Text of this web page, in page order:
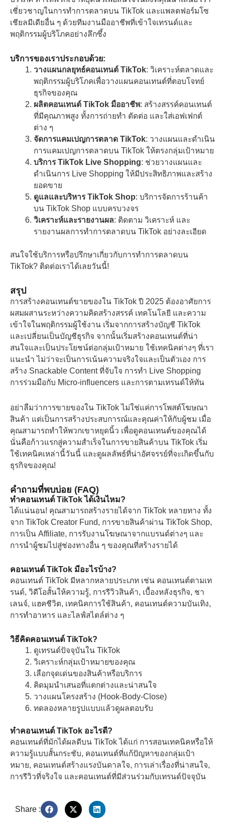
เชี่ยวชาญในการทำการตลาดบน TikTok และแพลตฟอร์มโซ
เชียลมีเดียอื่น ๆ ด้วยทีมงานมืออาชีพที่เข้าใจเทรนด์และ
พฤติกรรมผู้บริโภคอย่างลึกซึ้ง
บริการของเราประกอบด้วย:
วางแผนกลยุทธ์คอนเทนต์ TikTok: วิเคราะห์ตลาดและ
พฤติกรรมผู้บริโภคเพื่อวางแผนคอนเทนต์ที่ตอบโจทย์
ธุรกิจของคุณ
ผลิตคอนเทนต์ TikTok มืออาชีพ: สร้างสรรค์คอนเทนต์
ที่มีคุณภาพสูง ทั้งการถ่ายทำ ตัดต่อ และใส่เอฟเฟกต์
ต่าง ๆ
จัดการแคมเปญการตลาด TikTok: วางแผนและดำเนิน
การแคมเปญการตลาดบน TikTok ให้ตรงกลุ่มเป้าหมาย
บริการ TikTok Live Shopping: ช่วยวางแผนและ
ดำเนินการ Live Shopping ให้มีประสิทธิภาพและสร้าง
ยอดขาย
ดูแลและบริหาร TikTok Shop: บริการจัดการร้านค้า
บน TikTok Shop แบบครบวงจร
วิเคราะห์และรายงานผล: ติดตาม วิเคราะห์ และ
รายงานผลการทำการตลาดบน TikTok อย่างละเอียด
สนใจใช้บริการหรือปรึกษาเกี่ยวกับการทำการตลาดบน
TikTok? ติดต่อเราได้เลยวันนี้!
สรุป
การสร้างคอนเทนต์ขายของใน TikTok ปี 2025 ต้องอาศัยการ
ผสมผสานระหว่างความคิดสร้างสรรค์ เทคโนโลยี และความ
เข้าใจในพฤติกรรมผู้ใช้งาน เริ่มจากการสร้างบัญชี TikTok
และเปลี่ยนเป็นบัญชีธุรกิจ จากนั้นเริ่มสร้างคอนเทนต์ที่น่า
สนใจและเป็นประโยชน์ต่อกลุ่มเป้าหมาย ใช้เทคนิคต่างๆ ที่เรา
แนะนำ ไม่ว่าจะเป็นการเน้นความจริงใจและเป็นตัวเอง การ
สร้าง Snackable Content ที่จับใจ การทำ Live Shopping
การร่วมมือกับ Micro-influencers และการตามเทรนด์ให้ทัน
อย่าลืมว่าการขายของใน TikTok ไม่ใช่แค่การโพสต์โฆษณา
สินค้า แต่เป็นการสร้างประสบการณ์และคุณค่าให้กับผู้ชม เมื่อ
คุณสามารถทำให้พวกเขาหยุดนิ้ว เพื่อดูคอนเทนต์ของคุณได้
นั่นคือก้าวแรกสู่ความสำเร็จในการขายสินค้าบน TikTok เริ่ม
ใช้เทคนิคเหล่านี้วันนี้ และดูผลลัพธ์ที่น่าอัศจรรย์ที่จะเกิดขึ้นกับ
ธุรกิจของคุณ!
คำถามที่พบบ่อย (FAQ)
ทําคอนเทนต์ TikTok ได้เงินไหม?
ได้แน่นอน! คุณสามารถสร้างรายได้จาก TikTok หลายทาง ทั้ง
จาก TikTok Creator Fund, การขายสินค้าผ่าน TikTok Shop,
การเป็น Affiliate, การรับงานโฆษณาจากแบรนด์ต่างๆ และ
การนำผู้ชมไปสู่ช่องทางอื่น ๆ ของคุณที่สร้างรายได้
คอนเทนต์ TikTok มีอะไรบ้าง?
คอนเทนต์ TikTok มีหลากหลายประเภท เช่น คอนเทนต์ตามเท
รนด์, วิดีโอสั้นให้ความรู้, การรีวิวสินค้า, เบื้องหลังธุรกิจ, ชา
เลนจ์, แฮคชีวิต, เทคนิคการใช้สินค้า, คอนเทนต์ความบันเทิง,
การทำอาหาร และไลฟ์สไตล์ต่าง ๆ
วิธีคิดคอนเทนต์ TikTok?
ดูเทรนด์ปัจจุบันใน TikTok
วิเคราะห์กลุ่มเป้าหมายของคุณ
เลือกจุดเด่นของสินค้าหรือบริการ
คิดมุมนำเสนอที่แตกต่างและน่าสนใจ
วางแผนโครงสร้าง (Hook-Body-Close)
ทดลองหลายรูปแบบแล้วดูผลตอบรับ
ทําคอนเทนต์ TikTok อะไรดี?
คอนเทนต์ที่มักได้ผลดีบน TikTok ได้แก่ การสอนเทคนิคหรือให้
ความรู้แบบสั้นกระชับ, คอนเทนต์ที่แก้ปัญหาของกลุ่มเป้า
หมาย, คอนเทนต์สร้างแรงบันดาลใจ, การเล่าเรื่องที่น่าสนใจ,
การรีวิวที่จริงใจ และคอนเทนต์ที่มีส่วนร่วมกับเทรนด์ปัจจุบัน
Share :